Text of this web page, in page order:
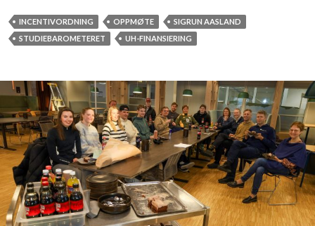
o
r
r
j
o
b
b
e
r
s
INCENTIVORDNING OPPMØTE
SIGRUN AASLAND
STUDIEBAROMETERET
UH-FINANSIERING